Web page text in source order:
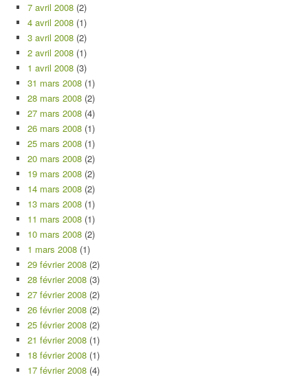
7 avril 2008 (2)
4 avril 2008 (1)
3 avril 2008 (2)
2 avril 2008 (1)
1 avril 2008 (3)
31 mars 2008 (1)
28 mars 2008 (2)
27 mars 2008 (4)
26 mars 2008 (1)
25 mars 2008 (1)
20 mars 2008 (2)
19 mars 2008 (2)
14 mars 2008 (2)
13 mars 2008 (1)
11 mars 2008 (1)
10 mars 2008 (2)
1 mars 2008 (1)
29 février 2008 (2)
28 février 2008 (3)
27 février 2008 (2)
26 février 2008 (2)
25 février 2008 (2)
21 février 2008 (1)
18 février 2008 (1)
17 février 2008 (4)